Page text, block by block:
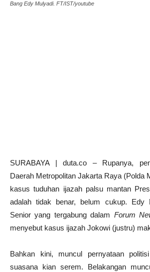
Bang Edy Mulyadi. FT/IST/youtube
SURABAYA | duta.co – Rupanya,
Daerah Metropolitan Jakarta Raya (Polda
kasus tuduhan ijazah palsu mantan
adalah tidak benar, belum cukup. Edy
Senior yang tergabung dalam Forum
menyebut kasus ijazah Jokowi (justru)
Bahkan kini, muncul pernyataan
suasana kian serem. Belakangan